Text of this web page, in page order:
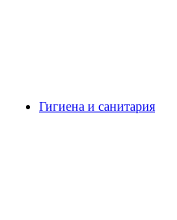
Гигиена и санитария